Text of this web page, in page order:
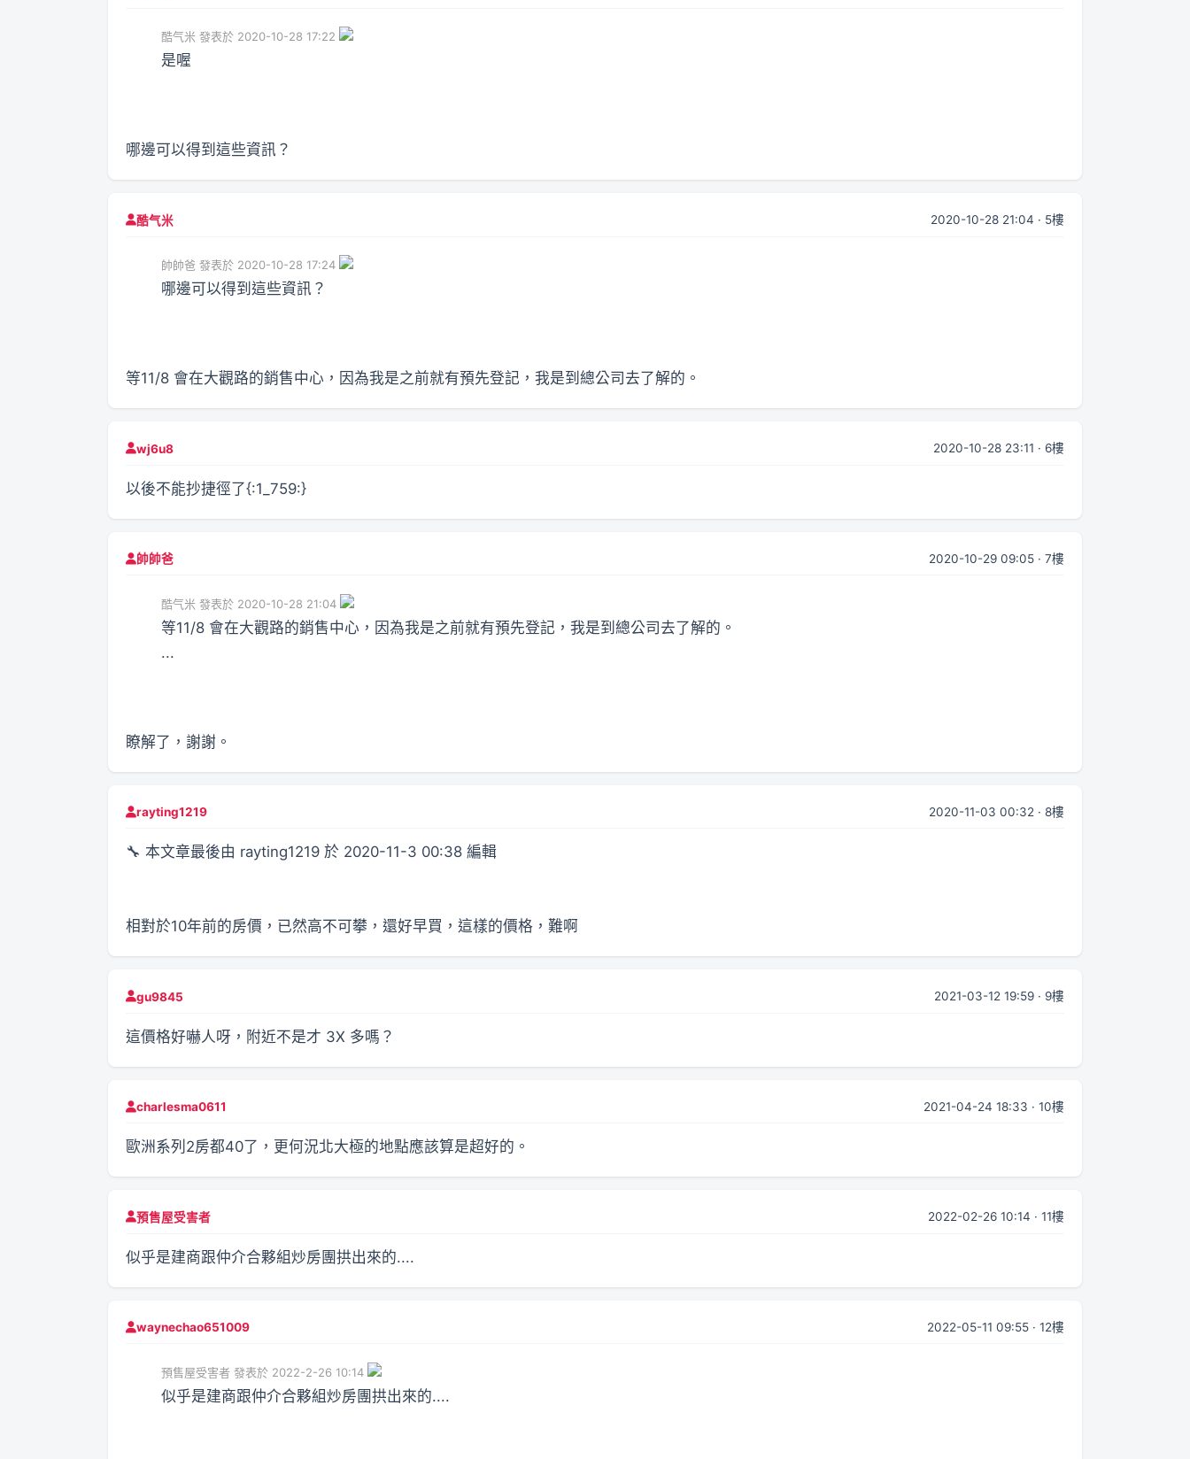
酷气米 發表於 2020-10-28 17:22
是喔
哪邊可以得到這些資訊？
酷气米 2020-10-28 21:04 · 5樓
帥帥爸 發表於 2020-10-28 17:24
哪邊可以得到這些資訊？
等11/8 會在大觀路的銷售中心，因為我是之前就有預先登記，我是到總公司去了解的。
wj6u8 2020-10-28 23:11 · 6樓
以後不能抄捷徑了{:1_759:}
帥帥爸 2020-10-29 09:05 · 7樓
酷气米 發表於 2020-10-28 21:04
等11/8 會在大觀路的銷售中心，因為我是之前就有預先登記，我是到總公司去了解的。
...
瞭解了，謝謝。
rayting1219 2020-11-03 00:32 · 8樓
🔧 本文章最後由 rayting1219 於 2020-11-3 00:38 編輯
相對於10年前的房價，已然高不可攀，還好早買，這樣的價格，難啊
gu9845 2021-03-12 19:59 · 9樓
這價格好嚇人呀，附近不是才 3X 多嗎？
charlesma0611 2021-04-24 18:33 · 10樓
歐洲系列2房都40了，更何況北大極的地點應該算是超好的。
預售屋受害者 2022-02-26 10:14 · 11樓
似乎是建商跟仲介合夥組炒房團拱出來的....
waynechao651009 2022-05-11 09:55 · 12樓
預售屋受害者 發表於 2022-2-26 10:14
似乎是建商跟仲介合夥組炒房團拱出來的....